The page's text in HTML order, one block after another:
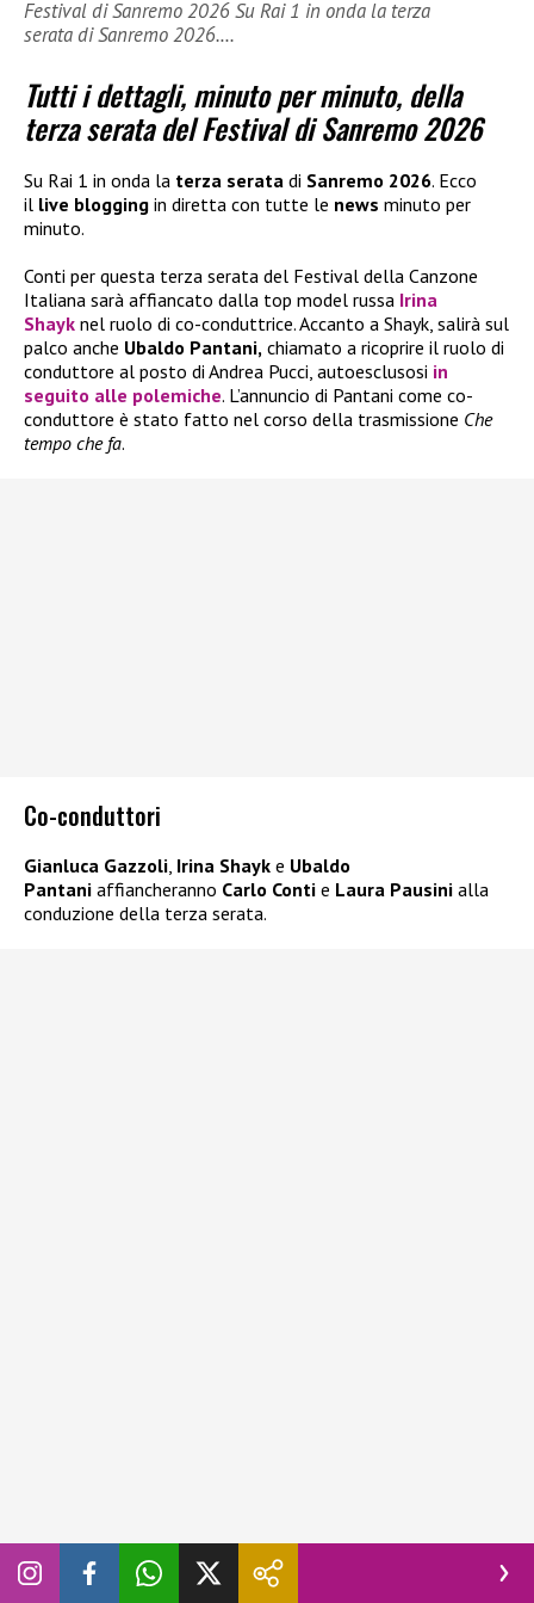
Festival di Sanremo 2026 Su Rai 1 in onda la terza
serata di Sanremo 2026.…
Tutti i dettagli, minuto per minuto, della
terza serata del Festival di Sanremo 2026
Su Rai 1 in onda la terza serata di Sanremo 2026. Ecco
il live blogging in diretta con tutte le news minuto per
minuto.
Conti per questa terza serata del Festival della Canzone
Italiana sarà affiancato dalla top model russa Irina
Shayk nel ruolo di co-conduttrice. Accanto a Shayk, salirà sul
palco anche Ubaldo Pantani, chiamato a ricoprire il ruolo di
conduttore al posto di Andrea Pucci, autoesclusosi in
seguito alle polemiche. L’annuncio di Pantani come co-
conduttore è stato fatto nel corso della trasmissione Che
tempo che fa.
Co-conduttori
Gianluca Gazzoli, Irina Shayk e Ubaldo
Pantani affiancheranno Carlo Conti e Laura Pausini alla
conduzione della terza serata.